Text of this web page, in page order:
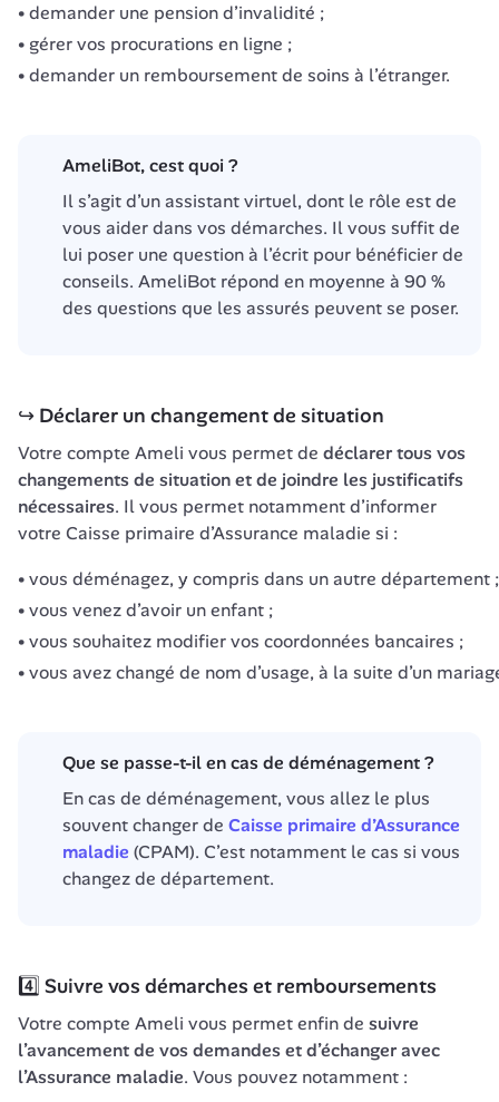
demander une pension d’invalidité ;
gérer vos procurations en ligne ;
demander un remboursement de soins à l’étranger.
AmeliBot, cest quoi ?
Il s’agit d’un assistant virtuel, dont le rôle est de
vous aider dans vos démarches. Il vous suffit de
lui poser une question à l’écrit pour bénéficier de
conseils. AmeliBot répond en moyenne à 90 %
des questions que les assurés peuvent se poser.
↪️ Déclarer un changement de situation
Votre compte Ameli vous permet de déclarer tous vos
changements de situation et de joindre les justificatifs
nécessaires. Il vous permet notamment d’informer
votre Caisse primaire d’Assurance maladie si :
vous déménagez, y compris dans un autre département ;
vous venez d’avoir un enfant ;
vous souhaitez modifier vos coordonnées bancaires ;
vous avez changé de nom d’usage, à la suite d’un
Que se passe-t-il en cas de déménagement ?
En cas de déménagement, vous allez le plus
souvent changer de Caisse primaire d’Assurance
maladie (CPAM). C’est notamment le cas si vous
changez de département.
4️⃣ Suivre vos démarches et remboursements
Votre compte Ameli vous permet enfin de suivre
l’avancement de vos demandes et d’échanger avec
l’Assurance maladie. Vous pouvez notamment :